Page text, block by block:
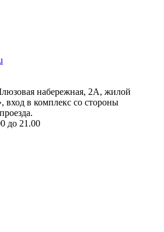
набережная, 2А, жилой
вход в комплекс со стороны
до 21.00